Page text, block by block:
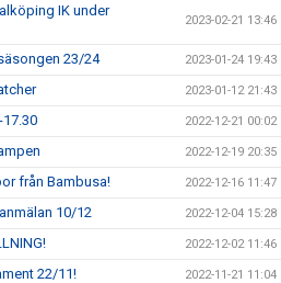
IK under
2023-02-21 13:46
23/24 2023-01-24 19:43
2023-01-12 21:43
2022-12-21 00:02
2022-12-19 20:35
från Bambusa! 2022-12-16 11:47
10/12 2022-12-04 15:28
2022-12-02 11:46
22/11! 2022-11-21 11:04